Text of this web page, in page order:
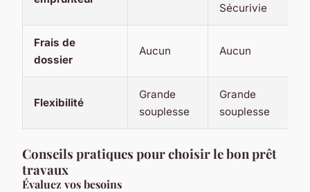
Sécurivie
Frais de
dossier
Aucun Aucun
Flexibilité
Grande
souplesse
Grande
souplesse
Conseils pratiques pour choisir le bon prêt
travaux
Évaluez vos besoins